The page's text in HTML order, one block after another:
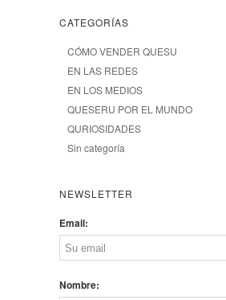
CATEGORÍAS
CÓMO VENDER QUESU
EN LAS REDES
EN LOS MEDIOS
QUESERU POR EL MUNDO
QURIOSIDADES
Sin categoría
NEWSLETTER
Email:
Nombre: